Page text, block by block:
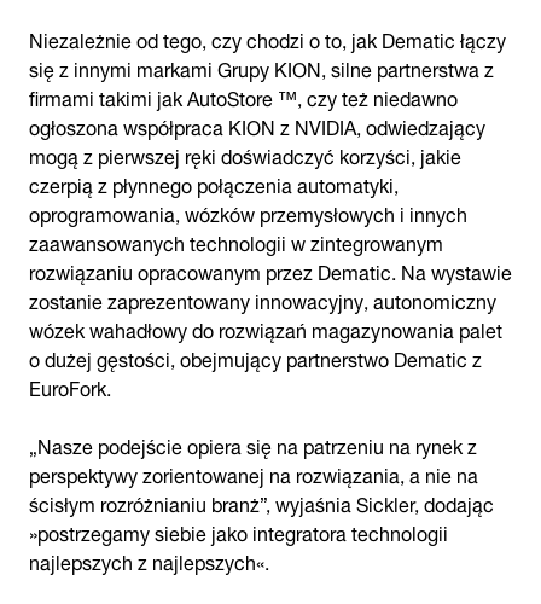
Niezależnie od tego, czy chodzi o to, jak Dematic łączy
się z innymi markami Grupy KION, silne partnerstwa z
firmami takimi jak AutoStore ™, czy też niedawno
ogłoszona współpraca KION z NVIDIA, odwiedzający
mogą z pierwszej ręki doświadczyć korzyści, jakie
czerpią z płynnego połączenia automatyki,
oprogramowania, wózków przemysłowych i innych
zaawansowanych technologii w zintegrowanym
rozwiązaniu opracowanym przez Dematic. Na wystawie
zostanie zaprezentowany innowacyjny, autonomiczny
wózek wahadłowy do rozwiązań magazynowania palet
o dużej gęstości, obejmujący partnerstwo Dematic z
EuroFork.
„Nasze podejście opiera się na patrzeniu na rynek z
perspektywy zorientowanej na rozwiązania, a nie na
ścisłym rozróżnianiu branż”, wyjaśnia Sickler, dodając
»postrzegamy siebie jako integratora technologii
najlepszych z najlepszych«.